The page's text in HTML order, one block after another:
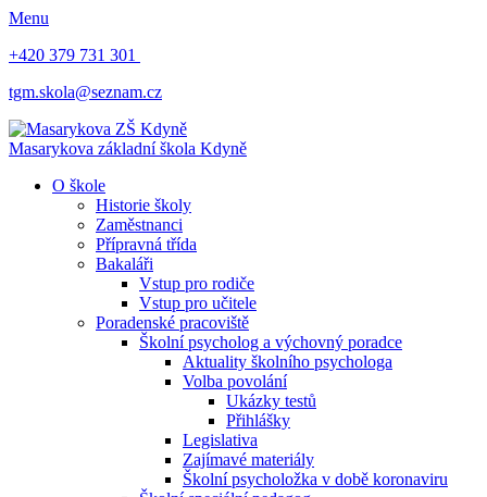
Menu
+420 379 731 301
tgm.skola@seznam.cz
Masarykova základní škola Kdyně
O škole
Historie školy
Zaměstnanci
Přípravná třída
Bakaláři
Vstup pro rodiče
Vstup pro učitele
Poradenské pracoviště
Školní psycholog a výchovný poradce
Aktuality školního psychologa
Volba povolání
Ukázky testů
Přihlášky
Legislativa
Zajímavé materiály
Školní psycholožka v době koronaviru